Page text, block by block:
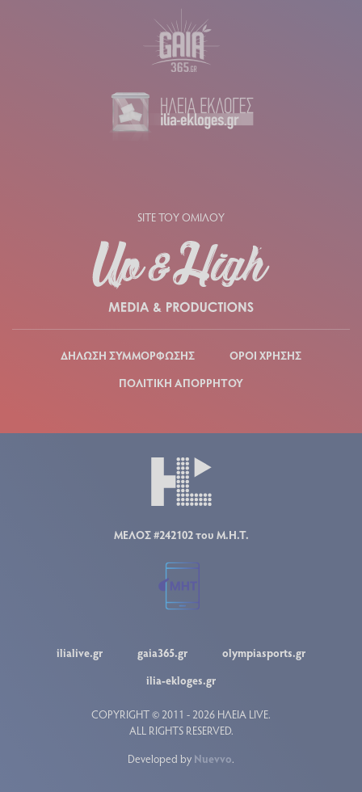
SITE ΤΟΥ ΟΜΙΛΟΥ
ΔΗΛΩΣΗ ΣΥΜΜΟΡΦΩΣΗΣ
ΟΡΟΙ ΧΡΗΣΗΣ
ΠΟΛΙΤΙΚΗ ΑΠΟΡΡΗΤΟΥ
ΜΕΛΟΣ #242102 του Μ.Η.Τ.
ilialive.gr gaia365.gr
olympiasports.gr
ilia-ekloges.gr
COPYRIGHT © 2011 - 2026 ΗΛΕΙΑ LIVE.
ALL RIGHTS RESERVED.
Developed by Nuevvo.